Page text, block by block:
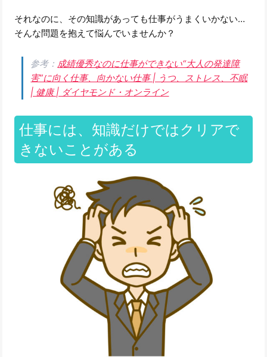
それなのに、その知識があっても仕事がうまくいかない…
そんな問題を抱えて悩んでいませんか？
参考： 成績優秀なのに仕事ができない“大人の発達障
害”に向く仕事、向かない仕事 | うつ、ストレス、不眠
| 健康 | ダイヤモンド・オンライン
仕事には、知識だけではクリアで
きないことがある